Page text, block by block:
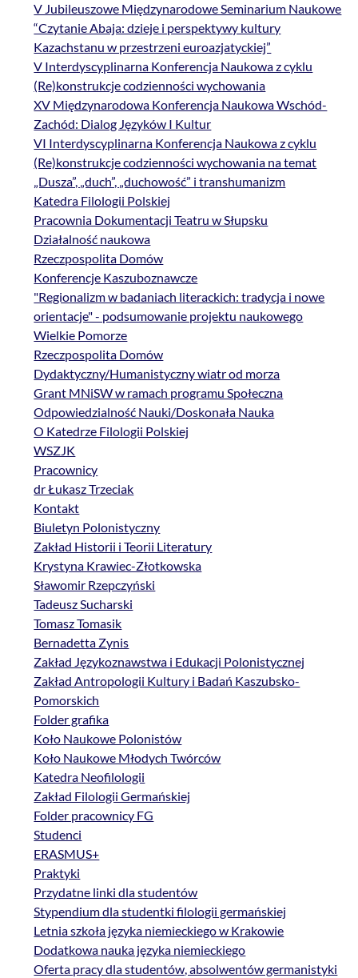
V Jubileuszowe Międzynarodowe Seminarium Naukowe
“Czytanie Abaja: dzieje i perspektywy kultury
Kazachstanu w przestrzeni euroazjatyckiej”
V Interdyscyplinarna Konferencja Naukowa z cyklu
(Re)konstrukcje codzienności wychowania
XV Międzynarodowa Konferencja Naukowa Wschód-
Zachód: Dialog Języków I Kultur
VI Interdyscyplinarna Konferencja Naukowa z cyklu
(Re)konstrukcje codzienności wychowania na temat
„Dusza”, „duch”, „duchowość” i transhumanizm
Katedra Filologii Polskiej
Pracownia Dokumentacji Teatru w Słupsku
Działalność naukowa
Rzeczpospolita Domów
Konferencje Kaszuboznawcze
"Regionalizm w badaniach literackich: tradycja i nowe
orientacje" - podsumowanie projektu naukowego
Wielkie Pomorze
Rzeczpospolita Domów
Dydaktyczny/Humanistyczny wiatr od morza
Grant MNiSW w ramach programu Społeczna
Odpowiedzialność Nauki/Doskonała Nauka
O Katedrze Filologii Polskiej
WSZJK
Pracownicy
dr Łukasz Trzeciak
Kontakt
Biuletyn Polonistyczny
Zakład Historii i Teorii Literatury
Krystyna Krawiec-Złotkowska
Sławomir Rzepczyński
Tadeusz Sucharski
Tomasz Tomasik
Bernadetta Zynis
Zakład Językoznawstwa i Edukacji Polonistycznej
Zakład Antropologii Kultury i Badań Kaszubsko-
Pomorskich
Folder grafika
Koło Naukowe Polonistów
Koło Naukowe Młodych Twórców
Katedra Neofilologii
Zakład Filologii Germańskiej
Folder pracownicy FG
Studenci
ERASMUS+
Praktyki
Przydatne linki dla studentów
Stypendium dla studentki filologii germańskiej
Letnia szkoła języka niemieckiego w Krakowie
Dodatkowa nauka języka niemieckiego
Oferta pracy dla studentów, absolwentów germanistyki